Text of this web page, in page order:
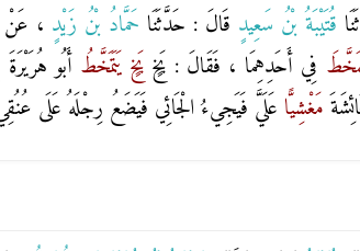
قُتَيْبَةُ بْنُ سَعِيدٍ قَالَ : حَدَّثَنَا حَمَّادُ بْنُ زَيْدٍ ، عَنْ
فِي أَحَدِهِمَا ، فَقَالَ : بَخٍبَخٍيَتَمَخَّطُ أَبُو
مَغْشِيًّا عَلَيَّ فَيَجِيءُ الْجَائِي فَيَضَعُ رِجْلَهُ عَلَى